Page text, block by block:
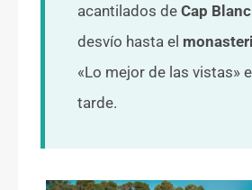
acantilados de Cap Blanc
desvío hasta el
«Lo mejor de las vistas»
tarde.